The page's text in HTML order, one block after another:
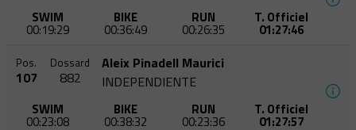
SWIM
00:19:29
BIKE
00:36:49
RUN
00:26:35
T. Officiel
01:27:46
Pos.
107
Dossard
882
Aleix Pinadell Maurici
INDEPENDIENTE
SWIM
00:23:08
BIKE
00:38:32
RUN
00:23:36
T. Officiel
01:27:57